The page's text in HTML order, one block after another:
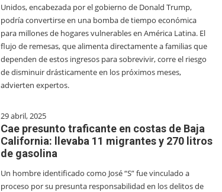
Unidos, encabezada por el gobierno de Donald Trump,
podría convertirse en una bomba de tiempo económica
para millones de hogares vulnerables en América Latina. El
flujo de remesas, que alimenta directamente a familias que
dependen de estos ingresos para sobrevivir, corre el riesgo
de disminuir drásticamente en los próximos meses,
advierten expertos.
29 abril, 2025
Cae presunto traficante en costas de Baja
California: llevaba 11 migrantes y 270 litros
de gasolina
Un hombre identificado como José “S” fue vinculado a
proceso por su presunta responsabilidad en los delitos de